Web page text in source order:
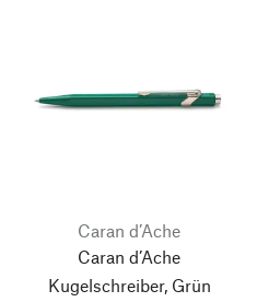
Caran d’Ache
Caran d’Ache
Kugelschreiber, Grün